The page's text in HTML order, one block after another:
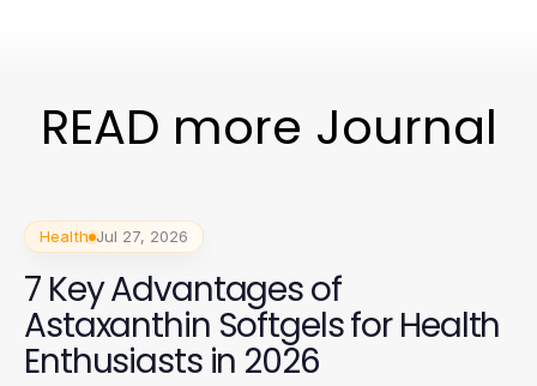
READ more Journal
Health Jul 27, 2026
7 Key Advantages of
Astaxanthin Softgels for Health
Enthusiasts in 2026